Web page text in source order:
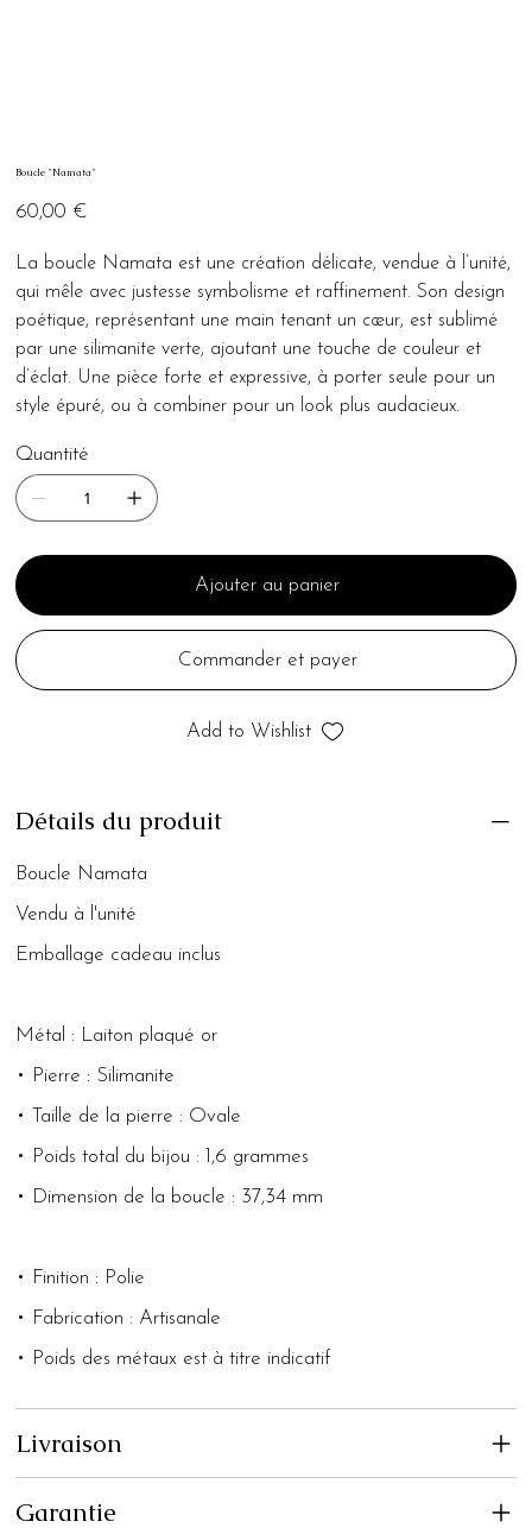
Boucle "Namata"
60,00 €
La boucle Namata est une création délicate, vendue à l’unité,
qui mêle avec justesse symbolisme et raffinement. Son design
poétique, représentant une main tenant un cœur, est sublimé
par une silimanite verte, ajoutant une touche de couleur et
d’éclat. Une pièce forte et expressive, à porter seule pour un
style épuré, ou à combiner pour un look plus audacieux.
Quantité
Ajouter au panier
Commander et payer
Add to Wishlist
Détails du produit
Boucle Namata
Vendu à l'unité
Emballage cadeau inclus
Métal : Laiton plaqué or
• Pierre : Silimanite
• Taille de la pierre : Ovale
• Poids total du bijou : 1,6 grammes
• Dimension de la boucle : 37,34 mm
• Finition : Polie
• Fabrication : Artisanale
• Poids des métaux est à titre indicatif
Livraison
Garantie